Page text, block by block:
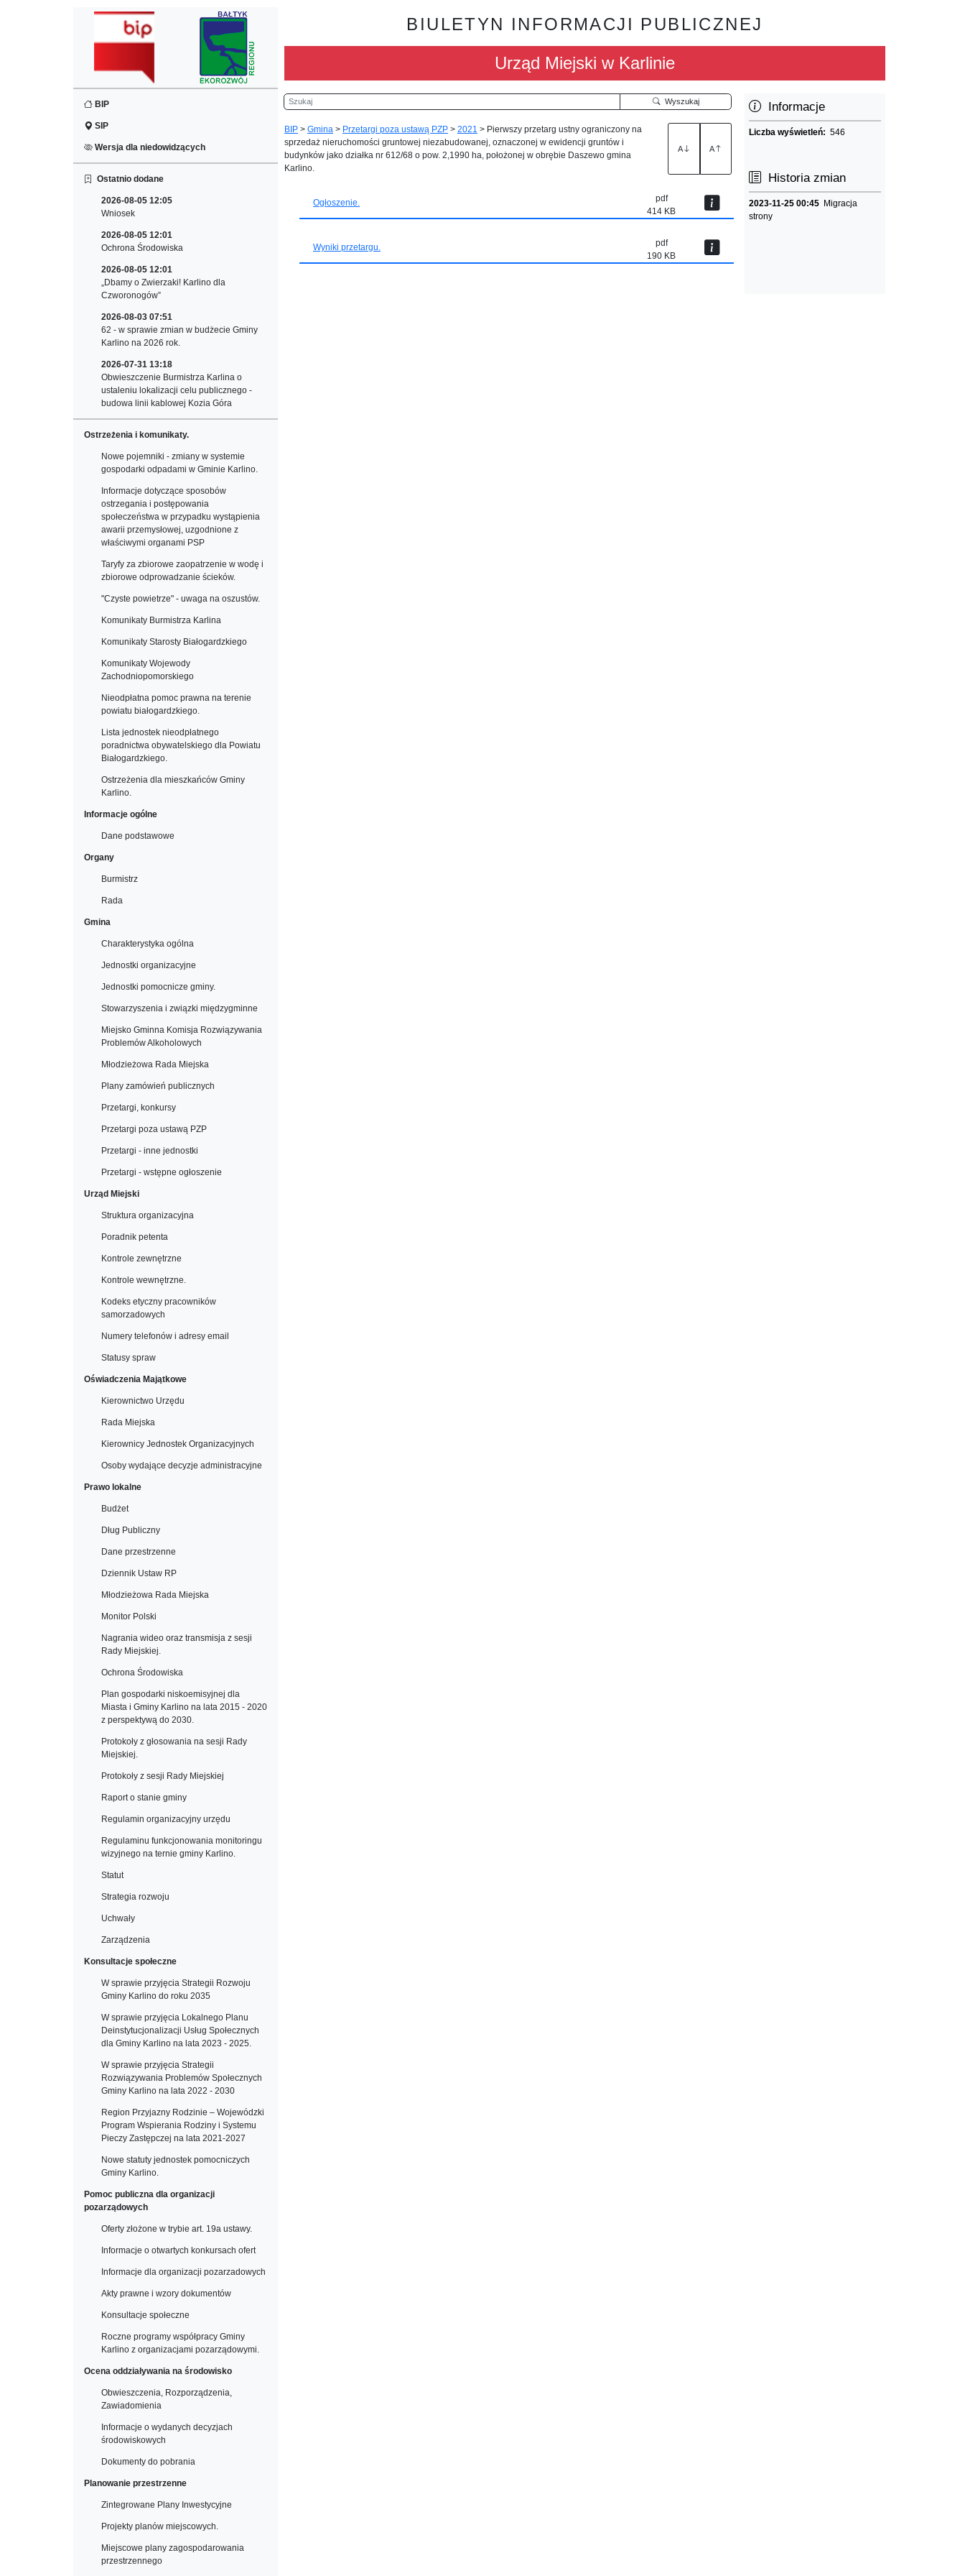
BIP
SIP
Wersja dla niedowidzących
Ostatnio dodane
2026-08-05 12:05
Wniosek
2026-08-05 12:01
Ochrona Środowiska
2026-08-05 12:01
„Dbamy o Zwierzaki! Karlino dla
Czworonogów”
2026-08-03 07:51
62 - w sprawie zmian w budżecie Gminy
Karlino na 2026 rok.
2026-07-31 13:18
Obwieszczenie Burmistrza Karlina o
ustaleniu lokalizacji celu publicznego -
budowa linii kablowej Kozia Góra
Ostrzeżenia i komunikaty.
Nowe pojemniki - zmiany w systemie
gospodarki odpadami w Gminie Karlino.
Informacje dotyczące sposobów
ostrzegania i postępowania
społeczeństwa w przypadku wystąpienia
awarii przemysłowej, uzgodnione z
właściwymi organami PSP
Taryfy za zbiorowe zaopatrzenie w wodę i
zbiorowe odprowadzanie ścieków.
"Czyste powietrze" - uwaga na oszustów.
Komunikaty Burmistrza Karlina
Komunikaty Starosty Białogardzkiego
Komunikaty Wojewody
Zachodniopomorskiego
Nieodpłatna pomoc prawna na terenie
powiatu białogardzkiego.
Lista jednostek nieodpłatnego
poradnictwa obywatelskiego dla Powiatu
Białogardzkiego.
Ostrzeżenia dla mieszkańców Gminy
Karlino.
Informacje ogólne
Dane podstawowe
Organy
Burmistrz
Rada
Gmina
Charakterystyka ogólna
Jednostki organizacyjne
Jednostki pomocnicze gminy.
Stowarzyszenia i związki międzygminne
Miejsko Gminna Komisja Rozwiązywania
Problemów Alkoholowych
Młodzieżowa Rada Miejska
Plany zamówień publicznych
Przetargi, konkursy
Przetargi poza ustawą PZP
Przetargi - inne jednostki
Przetargi - wstępne ogłoszenie
Urząd Miejski
Struktura organizacyjna
Poradnik petenta
Kontrole zewnętrzne
Kontrole wewnętrzne.
Kodeks etyczny pracowników
samorzadowych
Numery telefonów i adresy email
Statusy spraw
Oświadczenia Majątkowe
Kierownictwo Urzędu
Rada Miejska
Kierownicy Jednostek Organizacyjnych
Osoby wydające decyzje administracyjne
Prawo lokalne
Budżet
Dług Publiczny
Dane przestrzenne
Dziennik Ustaw RP
Młodzieżowa Rada Miejska
Monitor Polski
Nagrania wideo oraz transmisja z sesji
Rady Miejskiej.
Ochrona Środowiska
Plan gospodarki niskoemisyjnej dla
Miasta i Gminy Karlino na lata 2015 - 2020
z perspektywą do 2030.
Protokoły z głosowania na sesji Rady
Miejskiej.
Protokoły z sesji Rady Miejskiej
Raport o stanie gminy
Regulamin organizacyjny urzędu
Regulaminu funkcjonowania monitoringu
wizyjnego na ternie gminy Karlino.
Statut
Strategia rozwoju
Uchwały
Zarządzenia
Konsultacje społeczne
W sprawie przyjęcia Strategii Rozwoju
Gminy Karlino do roku 2035
W sprawie przyjęcia Lokalnego Planu
Deinstytucjonalizacji Usług Społecznych
dla Gminy Karlino na lata 2023 - 2025.
W sprawie przyjęcia Strategii
Rozwiązywania Problemów Społecznych
Gminy Karlino na lata 2022 - 2030
Region Przyjazny Rodzinie – Wojewódzki
Program Wspierania Rodziny i Systemu
Pieczy Zastępczej na lata 2021-2027
Nowe statuty jednostek pomocniczych
Gminy Karlino.
Pomoc publiczna dla organizacji
pozarządowych
Oferty złożone w trybie art. 19a ustawy.
Informacje o otwartych konkursach ofert
Informacje dla organizacji pozarzadowych
Akty prawne i wzory dokumentów
Konsultacje społeczne
Roczne programy współpracy Gminy
Karlino z organizacjami pozarządowymi.
Ocena oddziaływania na środowisko
Obwieszczenia, Rozporządzenia,
Zawiadomienia
Informacje o wydanych decyzjach
środowiskowych
Dokumenty do pobrania
Planowanie przestrzenne
Zintegrowane Plany Inwestycyjne
Projekty planów miejscowych.
Miejscowe plany zagospodarowania
przestrzennego
BIULETYN INFORMACJI PUBLICZNEJ
Urząd Miejski w Karlinie
Szukaj Wyszukaj
BIP > Gmina > Przetargi poza ustawą PZP > 2021 > Pierwszy przetarg ustny ograniczony na
sprzedaż nieruchomości gruntowej niezabudowanej, oznaczonej w ewidencji gruntów i
budynków jako działka nr 612/68 o pow. 2,1990 ha, położonej w obrębie Daszewo gmina
Karlino.
A A
Ogłoszenie.
pdf
414 KB
Wyniki przetargu.
pdf
190 KB
Informacje
Liczba wyświetleń:546
Historia zmian
2023-11-25 00:45 Migracja
strony